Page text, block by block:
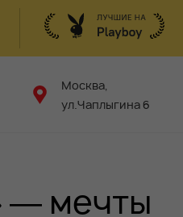
Москва,
ул.Чаплыгина 6
— мечты